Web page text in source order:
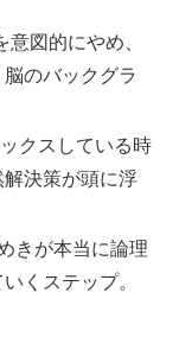
意図的にやめ、
のバックグラ
クスしている時
決策が頭に浮
きが本当に論理
くステップ。